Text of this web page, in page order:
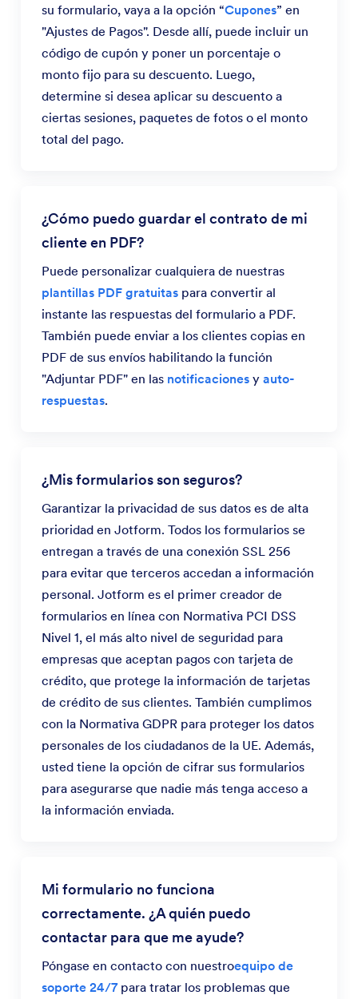
su formulario, vaya a la opción “Cupones” en
"Ajustes de Pagos". Desde allí, puede incluir un
código de cupón y poner un porcentaje o
monto fijo para su descuento. Luego,
determine si desea aplicar su descuento a
ciertas sesiones, paquetes de fotos o el monto
total del pago.
¿Cómo puedo guardar el contrato de mi
cliente en PDF?
Puede personalizar cualquiera de nuestras
plantillas PDF gratuitas para convertir al
instante las respuestas del formulario a PDF.
También puede enviar a los clientes copias en
PDF de sus envíos habilitando la función
"Adjuntar PDF" en las notificaciones yauto-
respuestas.
¿Mis formularios son seguros?
Garantizar la privacidad de sus datos es de alta
prioridad en Jotform. Todos los formularios se
entregan a través de una conexión SSL 256
para evitar que terceros accedan a información
personal. Jotform es el primer creador de
formularios en línea con Normativa PCI DSS
Nivel 1, el más alto nivel de seguridad para
empresas que aceptan pagos con tarjeta de
crédito, que protege la información de tarjetas
de crédito de sus clientes. También cumplimos
con la Normativa GDPR para proteger los datos
personales de los ciudadanos de la UE. Además,
usted tiene la opción de cifrar sus formularios
para asegurarse que nadie más tenga acceso a
la información enviada.
Mi formulario no funciona
correctamente. ¿A quién puedo
contactar para que me ayude?
Póngase en contacto con nuestroequipo de
soporte 24/7para tratar los problemas que